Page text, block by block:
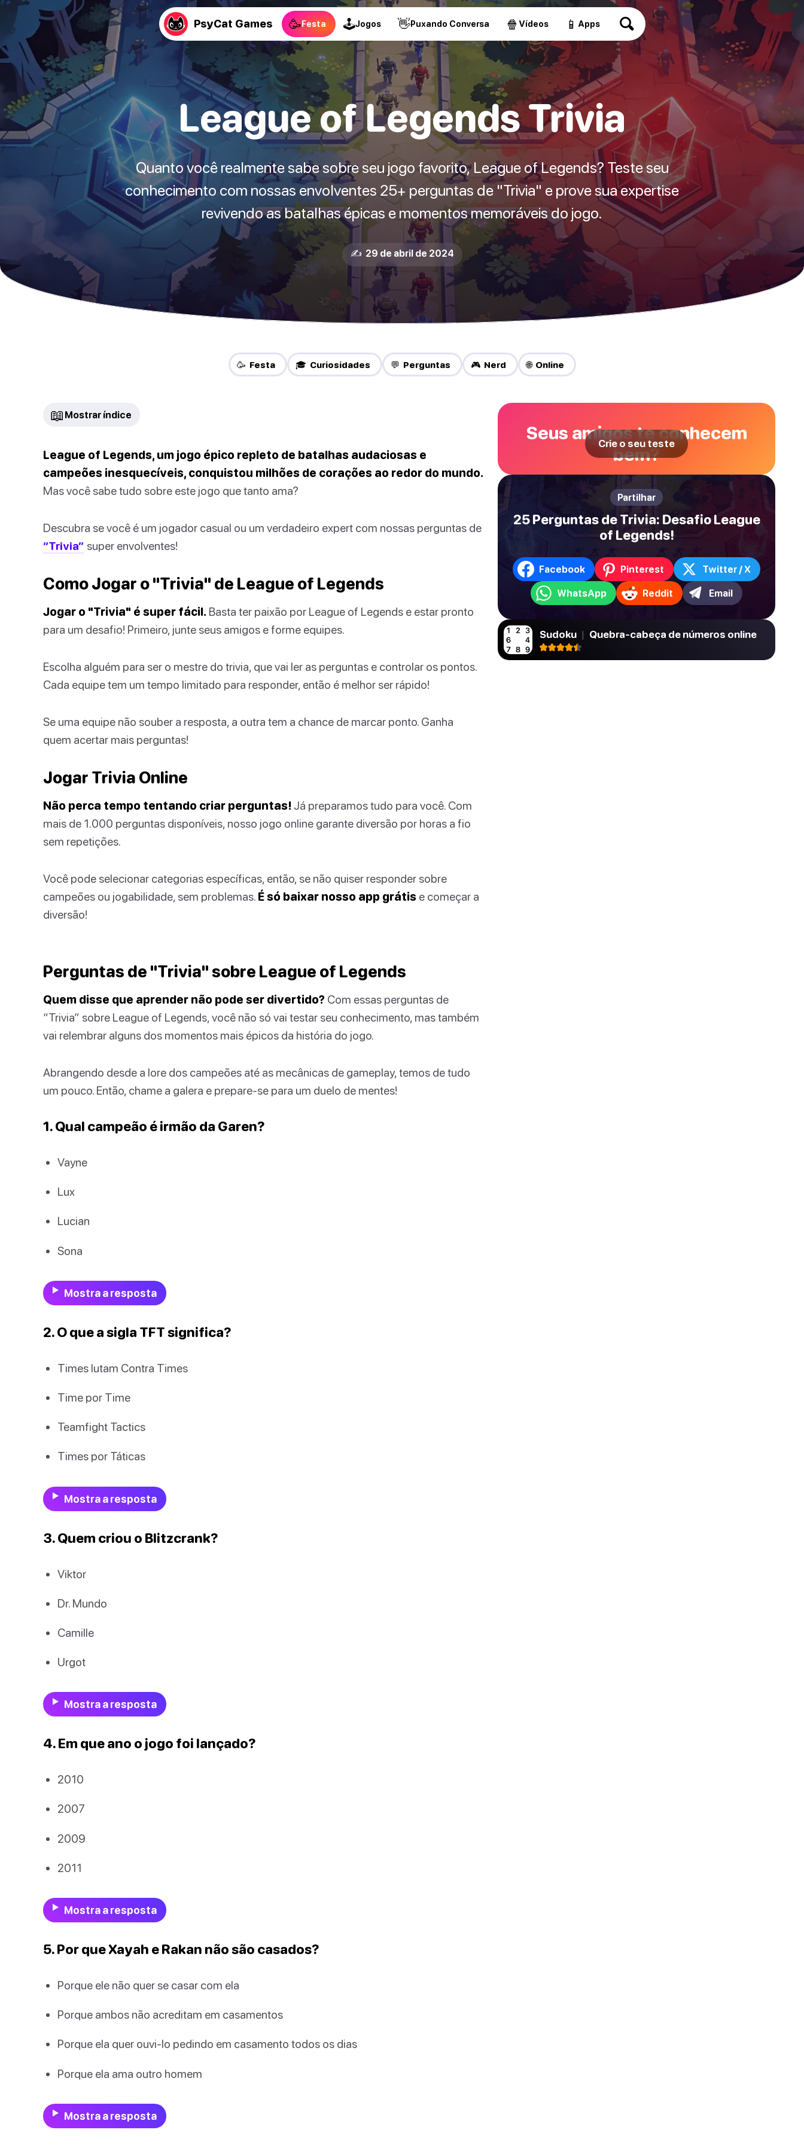
PsyCat Games 🥳Festa 🕹Jogos 👋Puxando Conversa 🍿 Vídeos 📱 Apps
League of Legends Trivia
Quanto você realmente sabe sobre seu jogo favorito, League of Legends? Teste seu
conhecimento com nossas envolventes 25+ perguntas de "Trivia" e prove sua expertise
revivendo as batalhas épicas e momentos memoráveis do jogo.
✍️ 29 de abril de 2024
🥳 Festa 🎓 Curiosidades 💬 Perguntas 🎮 Nerd 🌐 Online
📖 Mostrar índice
League of Legends, um jogo épico repleto de batalhas audaciosas e
campeões inesquecíveis, conquistou milhões de corações ao redor do mundo.
Mas você sabe tudo sobre este jogo que tanto ama?
Descubra se você é um jogador casual ou um verdadeiro expert com nossas perguntas de
“Trivia” super envolventes!
Como Jogar o "Trivia" de League of Legends
Jogar o "Trivia" é super fácil. Basta ter paixão por League of Legends e estar pronto
para um desafio! Primeiro, junte seus amigos e forme equipes.
Escolha alguém para ser o mestre do trivia, que vai ler as perguntas e controlar os pontos.
Cada equipe tem um tempo limitado para responder, então é melhor ser rápido!
Se uma equipe não souber a resposta, a outra tem a chance de marcar ponto. Ganha
quem acertar mais perguntas!
Jogar Trivia Online
Não perca tempo tentando criar perguntas! Já preparamos tudo para você. Com
mais de 1.000 perguntas disponíveis, nosso jogo online garante diversão por horas a fio
sem repetições.
Você pode selecionar categorias específicas, então, se não quiser responder sobre
campeões ou jogabilidade, sem problemas. É só baixar nosso app grátis e começar a
diversão!
Perguntas de "Trivia" sobre League of Legends
Quem disse que aprender não pode ser divertido? Com essas perguntas de
“Trivia” sobre League of Legends, você não só vai testar seu conhecimento, mas também
vai relembrar alguns dos momentos mais épicos da história do jogo.
Abrangendo desde a lore dos campeões até as mecânicas de gameplay, temos de tudo
um pouco. Então, chame a galera e prepare-se para um duelo de mentes!
1. Qual campeão é irmão da Garen?
Vayne
Lux
Lucian
Sona
Mostra a resposta
2. O que a sigla TFT significa?
Times lutam Contra Times
Time por Time
Teamfight Tactics
Times por Táticas
Mostra a resposta
3. Quem criou o Blitzcrank?
Viktor
Dr. Mundo
Camille
Urgot
Mostra a resposta
4. Em que ano o jogo foi lançado?
2010
2007
2009
2011
Mostra a resposta
5. Por que Xayah e Rakan não são casados?
Porque ele não quer se casar com ela
Porque ambos não acreditam em casamentos
Porque ela quer ouvi-lo pedindo em casamento todos os dias
Porque ela ama outro homem
Mostra a resposta
Seus amigos te conhecem
bem?
Crie o seu teste
Partilhar
25 Perguntas de Trivia: Desafio League
of Legends!
Facebook Pinterest Twitter / X
WhatsApp Reddit Email
Sudoku | Quebra-cabeça de números online